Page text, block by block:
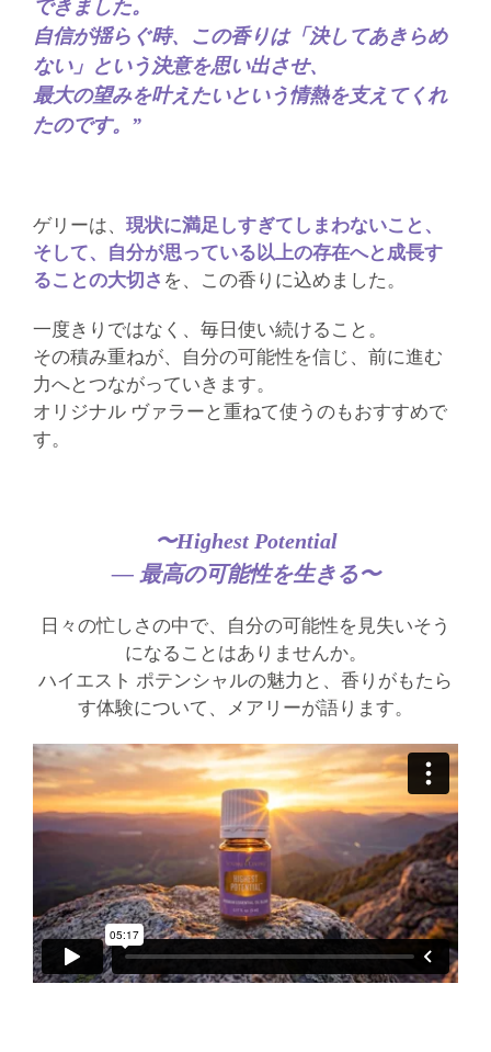
できました。
自信が揺らぐ時、この香りは「決してあきらめ
ない」という決意を思い出させ、
最大の望みを叶えたいという情熱を支えてくれ
たのです。”
ゲリーは、 現状に満足しすぎてしまわないこと、
そして、自分が思っている以上の存在へと成長す
ることの大切さ を、この香りに込めました。
一度きりではなく、毎日使い続けること。
その積み重ねが、自分の可能性を信じ、前に進む
力へとつながっていきます。
オリジナル ヴァラーと重ねて使うのもおすすめで
す。
〜Highest Potential
― 最高の可能性を生きる〜
日々の忙しさの中で、自分の可能性を見失いそう
になることはありませんか。
ハイエスト ポテンシャルの魅力と、香りがもたら
す体験について、メアリーが語ります。